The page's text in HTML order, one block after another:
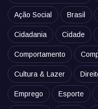
Ação Social Brasil
Cidadania Cidade
Comportamento
Cultura & Lazer
Emprego Esporte